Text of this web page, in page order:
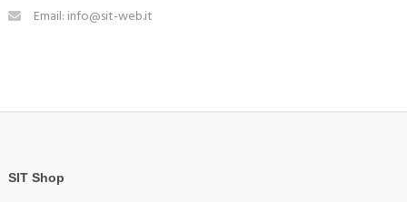
Email: info@sit-web.it
SIT Shop